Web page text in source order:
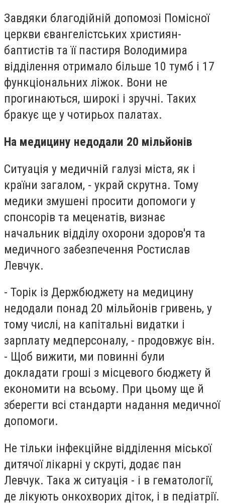
Завдяки благодійній допомозі Помісної
церкви євангелістських християн-
баптистів та її пастиря Володимира
відділення отримало більше 10 тумб і 17
функціональних ліжок. Вони не
прогинаються, широкі і зручні. Таких
бракує ще у чотирьох палатах.
На медицину недодали 20 мільйонів
Ситуація у медичній галузі міста, як і
країни загалом, - украй скрутна. Тому
медики змушені просити допомоги у
спонсорів та меценатів, визнає
начальник відділу охорони здоров'я та
медичного забезпечення Ростислав
Левчук.
- Торік із Держбюджету на медицину
недодали понад 20 мільйонів гривень, у
тому числі, на капітальні видатки і
зарплату медперсоналу, - продовжує він.
- Щоб вижити, ми повинні були
докладати гроші з місцевого бюджету й
економити на всьому. При цьому ще й
зберегти всі стандарти надання медичної
допомоги.
Не тільки інфекційне відділення міської
дитячої лікарні у скруті, додає пан
Левчук. Така ж ситуація - і в гематології,
де лікують онкохворих діток, і в педіатрії.